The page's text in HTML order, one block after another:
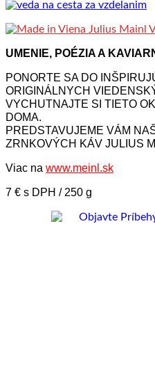
UMENIE, POÉZIA A
PONORTE SA DO
ORIGINÁLNYCH
VYCHUTNAJTE SI TIETO
DOMA.
PREDSTAVUJEME VÁM
ZRNKOVÝCH KÁV JULIUS
Viac na www.meinl.sk
7 € s DPH / 250 g